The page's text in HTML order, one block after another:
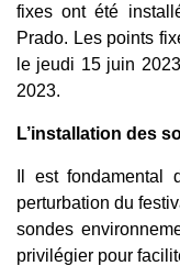
fixes ont été
Prado. Les points
le jeudi 15 juin
2023.
L’installation des
Il est
perturbation du
sondes
privilégier pour